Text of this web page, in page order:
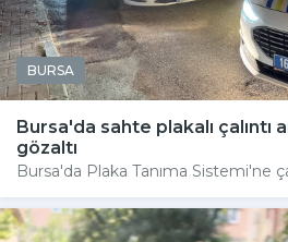
BURSA
Bursa'da sahte plakalı çalıntı
gözaltı
Bursa'da Plaka Tanıma Sistemi'ne